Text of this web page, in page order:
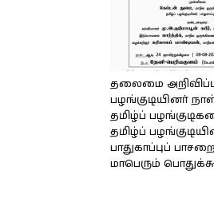
தலைமை
பழங்குடியினர்
தமிழ்ப்
தமிழ்ப்
பாதுகாப்புப்
மாபெரும்